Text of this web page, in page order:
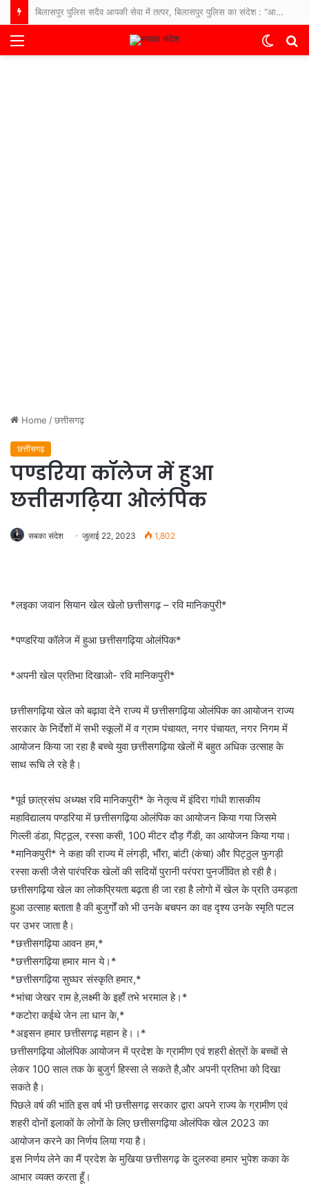
बिलासपुर पुलिस सदैव आपकी सेवा में तत्पर, बिलासपुर पुलिस का संदेश : “आपकी एक आस, आपकी अमानत, आपके पास।”
Menu
Switch
Home /छत्तीसगढ़
छत्तीसगढ़
पण्डरिया कॉलेज में हुआ
छत्तीसगढ़िया ओलंपिक
सबका संदेश जुलाई 22, 2023 1,802
*लइका जवान सियान खेल खेलो छत्तीसगढ़ – रवि मानिकपुरी*
*पण्डरिया कॉलेज में हुआ छत्तीसगढ़िया ओलंपिक*
*अपनी खेल प्रतिभा दिखाओ- रवि मानिकपुरी*
छत्तीसगढ़िया खेल को बढ़ावा देने राज्य में छत्तीसगढ़िया ओलंपिक का आयोजन राज्य
सरकार के निर्देशों में सभी स्कूलों में व ग्राम पंचायत, नगर पंचायत, नगर निगम में
आयोजन किया जा रहा है बच्चे युवा छत्तीसगढ़िया खेलों में बहुत अधिक उत्साह के
साथ रूचि ले रहे है।
*पूर्व छात्रसंघ अध्यक्ष रवि मानिकपुरी* के नेतृत्व में इंदिरा गांधी शासकीय
महाविद्यालय पण्डरिया में छत्तीसगढ़िया ओलंपिक का आयोजन किया गया जिसमे
गिल्ली डंडा, पिट्ठूल, रस्सा कसी, 100 मीटर दौड़ गैंडी, का आयोजन किया गया।
*मानिकपुरी* ने कहा की राज्य में लंगड़ी, भौंरा, बांटी (कंचा) और पिट्ठुल फुगड़ी
रस्सा कसी जैसे पारंपरिक खेलों की सदियों पुरानी परंपरा पुनर्जीवित हो रही है।
छत्तीसगढ़िया खेल का लोकप्रियता बढ़ता ही जा रहा है लोगो में खेल के प्रति उमड़ता
हुआ उत्साह बताता है की बुजुर्गों को भी उनके बचपन का वह दृश्य उनके स्मृति पटल
पर उभर जाता है।
*छत्तीसगढ़िया आवन हम,*
*छत्तीसगढ़िया हमार मान ये।*
*छत्तीसगढ़िया सुघ्घर संस्कृति हमार,*
*भांचा जेखर राम हे,लक्ष्मी के इहाँ तभे भरमाल हे।*
*कटोरा कईथे जेन ला धान के,*
*अइसन हमार छत्तीसगढ़ महान हे।।*
छत्तीसगढ़िया ओलंपिक आयोजन में प्रदेश के ग्रामीण एवं शहरी क्षेत्रों के बच्चों से
लेकर 100 साल तक के बुजुर्ग हिस्सा ले सकते है,और अपनी प्रतिभा को दिखा
सकते है।
पिछले वर्ष की भांति इस वर्ष भी छत्तीसगढ़ सरकार द्वारा अपने राज्य के ग्रामीण एवं
शहरी दोनों इलाकों के लोगों के लिए छत्तीसगढ़िया ओलंपिक खेल 2023 का
आयोजन करने का निर्णय लिया गया है।
इस निर्णय लेने का मैं प्रदेश के मुखिया छत्तीसगढ़ के दुलरुवा हमार भुपेश कका के
आभार व्यक्त करता हूँ।